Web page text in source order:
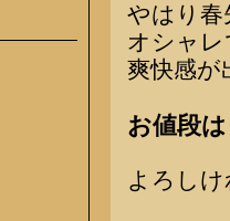
やはり
オシャ
爽快感が
お値段
よろしけ